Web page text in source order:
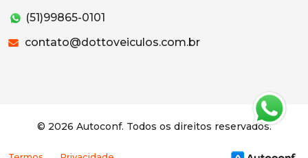
(51)99865-0101
contato@dottoveiculos.com.br
© 2026 Autoconf. Todos os direitos reservados.